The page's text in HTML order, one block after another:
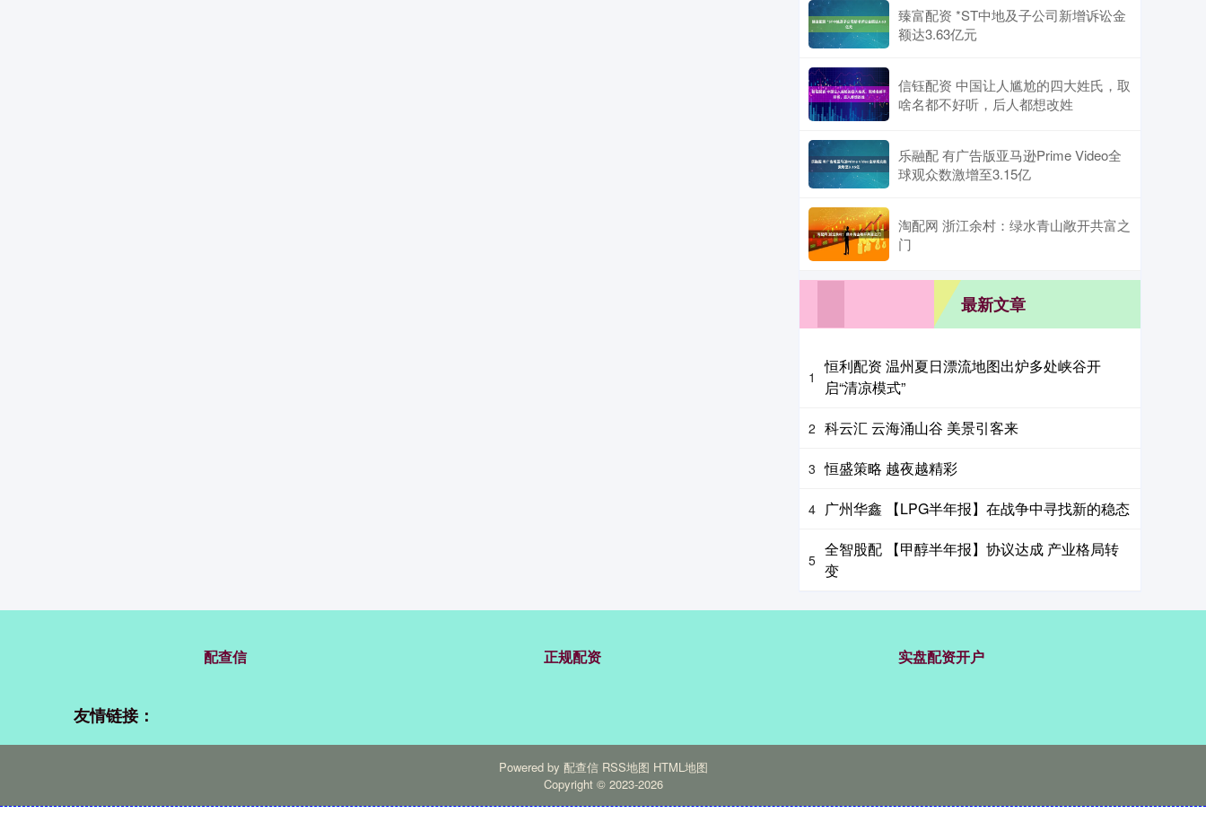
臻富配资 *ST中地及子公司新增诉讼金
额达3.63亿元
信钰配资 中国让人尴尬的四大姓氏，取
啥名都不好听，后人都想改姓
乐融配 有广告版亚马逊Prime Video全
球观众数激增至3.15亿
淘配网 浙江余村：绿水青山敞开共富之
门
最新文章
1
恒利配资 温州夏日漂流地图出炉多处峡谷开
启“清凉模式”
2 科云汇 云海涌山谷 美景引客来
3 恒盛策略 越夜越精彩
4 广州华鑫 【LPG半年报】在战争中寻找新的稳态
5
全智股配 【甲醇半年报】协议达成 产业格局转
变
配查信 正规配资 实盘配资开户
友情链接：
Powered by 配查信 RSS地图 HTML地图
Copyright © 2023-2026